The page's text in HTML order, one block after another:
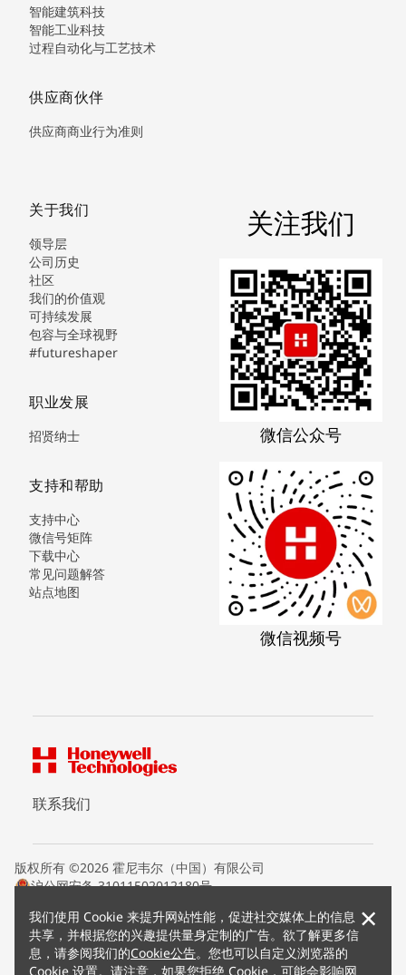
我们使用 Cookie 来提升网站性能，促进社交媒体上的信息
共享，并根据您的兴趣提供量身定制的广告。欲了解更多信
息，请参阅我们的Cookie公告。您也可以自定义浏览器的
Cookie 设置。请注意，如果您拒绝 Cookie，可能会影响网
×
智能建筑科技
智能工业科技
过程自动化与工艺技术
供应商伙伴
供应商商业行为准则
关于我们
领导层
公司历史
社区
我们的价值观
可持续发展
包容与全球视野
#futureshaper
职业发展
招贤纳士
支持和帮助
支持中心
微信号矩阵
下载中心
常见问题解答
站点地图
关注我们
微信公众号
微信视频号
联系我们
版权所有 ©2026 霍尼韦尔（中国）有限公司
沪公网安备 31011502012180号
条款条约
隐私声明
您的隐私选项